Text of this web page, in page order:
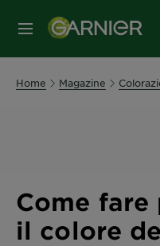
MENU
Home Magazine
Come fare
il colore